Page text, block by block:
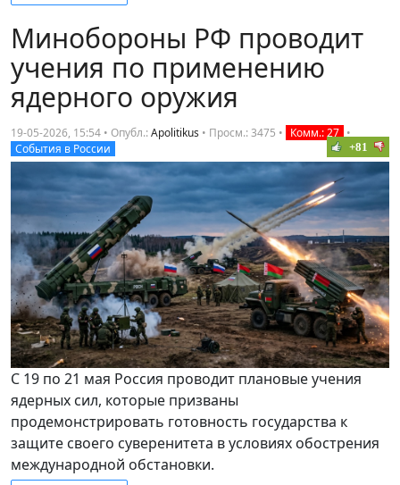
Минобороны РФ проводит
учения по применению
ядерного оружия
19-05-2026, 15:54 • Опубл.:Apolitikus • Просм.: 3475 • Комм.: 27 •
События в России
+81
С 19 по 21 мая Россия проводит плановые учения
ядерных сил, которые призваны
продемонстрировать готовность государства к
защите своего суверенитета в условиях обострения
международной обстановки.